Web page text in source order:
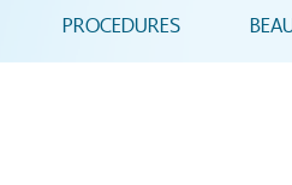
PROCEDURES